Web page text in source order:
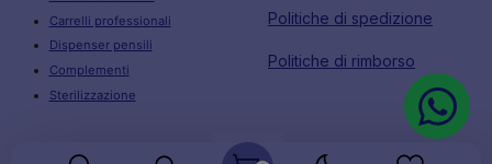
Carrelli professionali
Dispenser pensili
Complementi
Sterilizzazione
Politiche di spedizione
Politiche di rimborso